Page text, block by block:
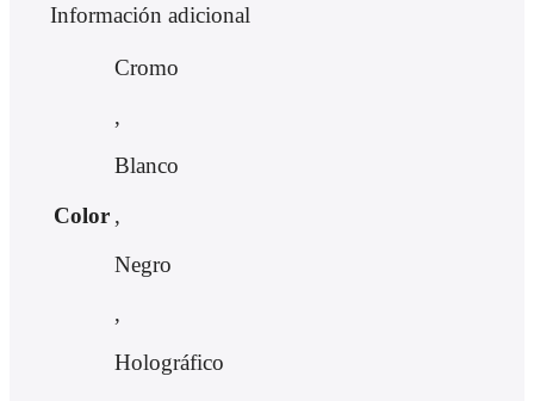
Información adicional
Color
Cromo
,
Blanco
,
Negro
,
Holográfico